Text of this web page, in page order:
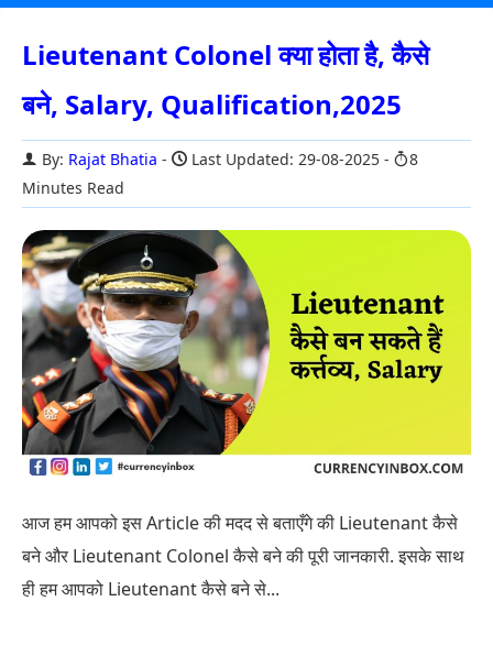
Lieutenant Colonel क्या होता है, कैसे
बने, Salary, Qualification,2025
By: Rajat Bhatia Last Updated: 29-08-2025
8
Minutes Read
आज हम आपको इस Article की मदद से बताएँगे की Lieutenant कैसे
बने और Lieutenant Colonel कैसे बने की पूरी जानकारी. इसके साथ
ही हम आपको Lieutenant कैसे बने से...